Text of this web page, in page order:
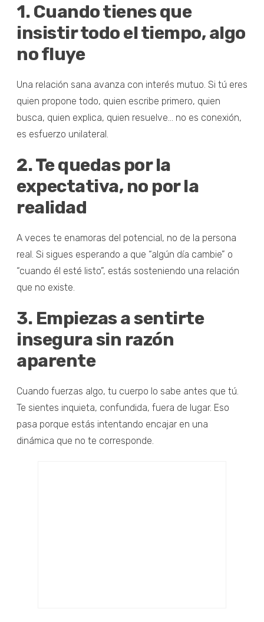
1. Cuando tienes que
insistir todo el tiempo, algo
no fluye
Una relación sana avanza con interés mutuo. Si tú eres
quien propone todo, quien escribe primero, quien
busca, quien explica, quien resuelve… no es conexión,
es esfuerzo unilateral.
2. Te quedas por la
expectativa, no por la
realidad
A veces te enamoras del potencial, no de la persona
real. Si sigues esperando a que “algún día cambie” o
“cuando él esté listo”, estás sosteniendo una relación
que no existe.
3. Empiezas a sentirte
insegura sin razón
aparente
Cuando fuerzas algo, tu cuerpo lo sabe antes que tú.
Te sientes inquieta, confundida, fuera de lugar. Eso
pasa porque estás intentando encajar en una
dinámica que no te corresponde.